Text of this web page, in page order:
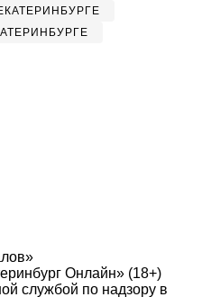
Онлайн» (18+)
службой по надзору в